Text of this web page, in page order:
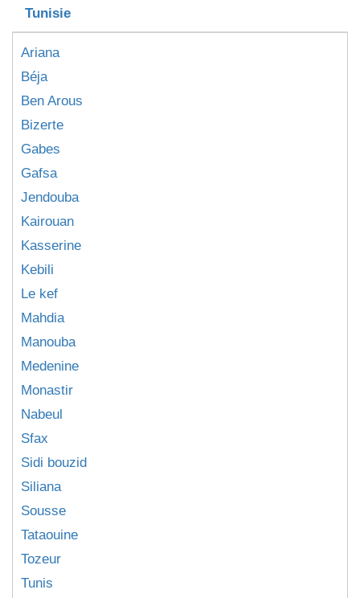
Tunisie
Ariana
Béja
Ben Arous
Bizerte
Gabes
Gafsa
Jendouba
Kairouan
Kasserine
Kebili
Le kef
Mahdia
Manouba
Medenine
Monastir
Nabeul
Sfax
Sidi bouzid
Siliana
Sousse
Tataouine
Tozeur
Tunis